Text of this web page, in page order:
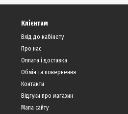
Клієнтам
Вхід до кабінету
Про нас
Оплата і доставка
Обмін та повернення
Контакти
Відгуки про магазин
Мапа сайту